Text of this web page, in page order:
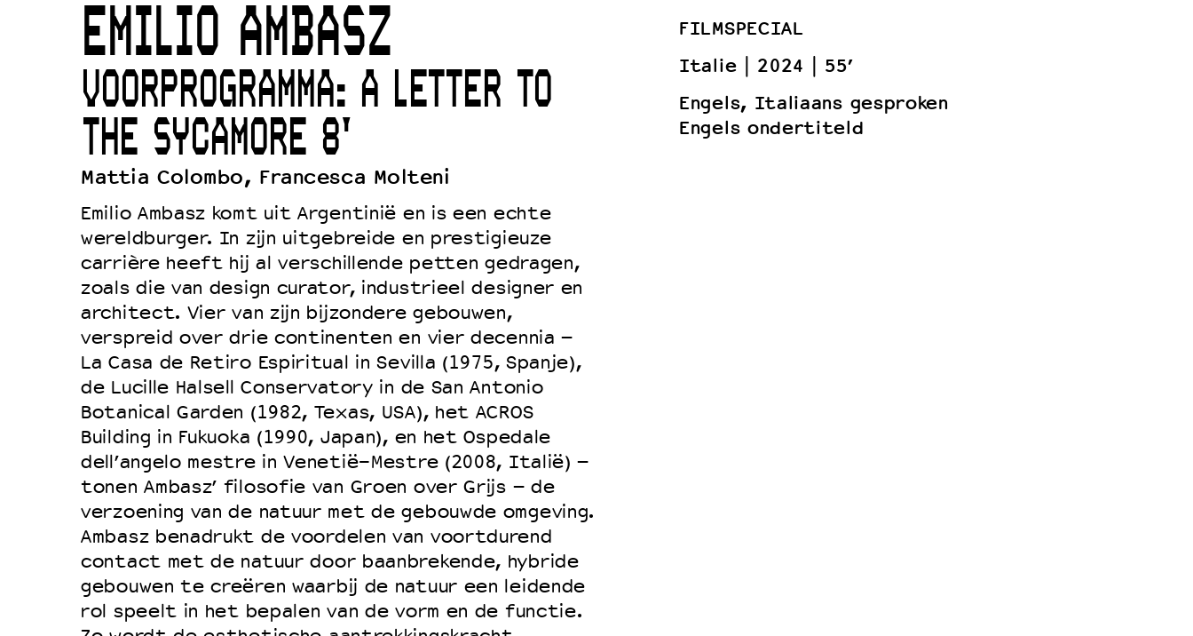
Duurzaamheid
Culturele boycot Israël
Ruimte voor artistieke vrijheid – VNPF
EMILIO AMBASZ
VOORPROGRAMMA: A LETTER TO
THE SYCAMORE 8'
Mattia Colombo, Francesca Molteni
Emilio Ambasz komt uit Argentinië en is een echte
wereldburger. In zijn uitgebreide en prestigieuze
carrière heeft hij al verschillende petten gedragen,
zoals die van design curator, industrieel designer en
architect. Vier van zijn bijzondere gebouwen,
verspreid over drie continenten en vier decennia –
La Casa de Retiro Espiritual in Sevilla (1975, Spanje),
de Lucille Halsell Conservatory in de San Antonio
Botanical Garden (1982, Texas, USA), het ACROS
Building in Fukuoka (1990, Japan), en het Ospedale
dell’angelo mestre in Venetië-Mestre (2008, Italië) –
tonen Ambasz’ filosofie van Groen over Grijs – de
verzoening van de natuur met de gebouwde omgeving.
Ambasz benadrukt de voordelen van voortdurend
contact met de natuur door baanbrekende, hybride
gebouwen te creëren waarbij de natuur een leidende
rol speelt in het bepalen van de vorm en de functie.
FILMSPECIAL
Italie
2024
55’
Engels, Italiaans gesproken
Engels ondertiteld